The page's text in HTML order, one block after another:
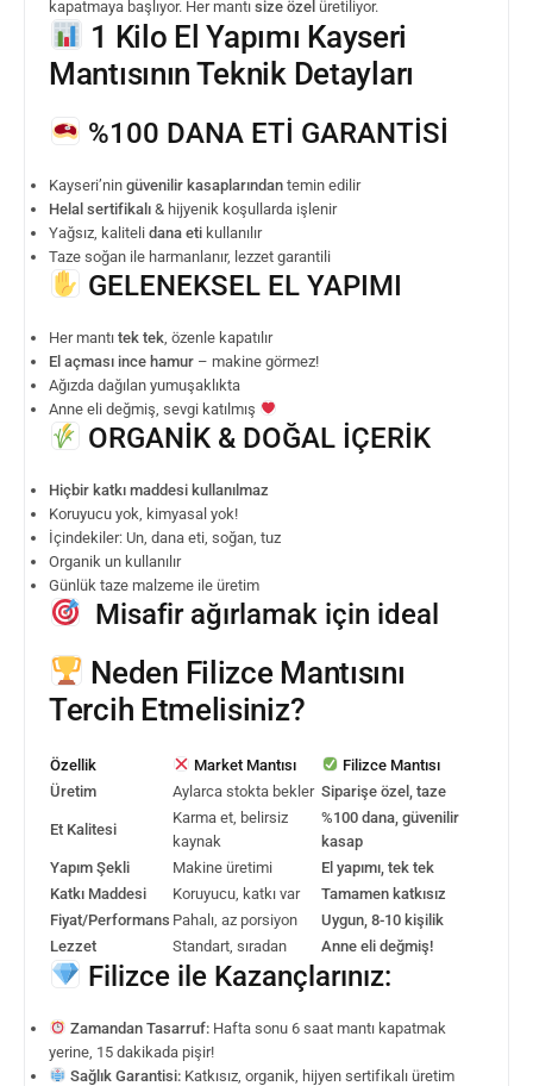
kapatmaya başlıyor. Her mantı size özel üretiliyor.
1 Kilo El Yapımı Kayseri
Mantısının Teknik Detayları
%100 DANA ETİ GARANTİSİ
Kayseri’nin güvenilir kasaplarından temin edilir
Helal sertifikalı & hijyenik koşullarda işlenir
Yağsız, kaliteli dana eti kullanılır
Taze soğan ile harmanlanır, lezzet garantili
GELENEKSEL EL YAPIMI
Her mantı tek tek , özenle kapatılır
El açması ince hamur – makine görmez!
Ağızda dağılan yumuşaklıkta
Anne eli değmiş, sevgi katılmış
ORGANİK & DOĞAL İÇERİK
Hiçbir katkı maddesi kullanılmaz
Koruyucu yok, kimyasal yok!
İçindekiler: Un, dana eti, soğan, tuz
Organik un kullanılır
Günlük taze malzeme ile üretim
Misafir ağırlamak için ideal
Neden Filizce Mantısını
Tercih Etmelisiniz?
Özellik Market Mantısı
Filizce Mantısı
Üretim
Aylarca stokta bekler Siparişe özel, taze
Et Kalitesi
Karma et, belirsiz
kaynak
%100 dana, güvenilir
kasap
Yapım Şekli
Makine üretimi
El yapımı, tek tek
Katkı Maddesi
Koruyucu, katkı var
Tamamen katkısız
Fiyat/Performans Pahalı, az porsiyon
Uygun, 8-10 kişilik
Lezzet
Standart, sıradan Anne eli değmiş!
Filizce ile Kazançlarınız:
Zamandan Tasarruf:Hafta sonu 6 saat mantı kapatmak
yerine, 15 dakikada pişir!
Sağlık Garantisi:Katkısız, organik, hijyen sertifikalı üretim